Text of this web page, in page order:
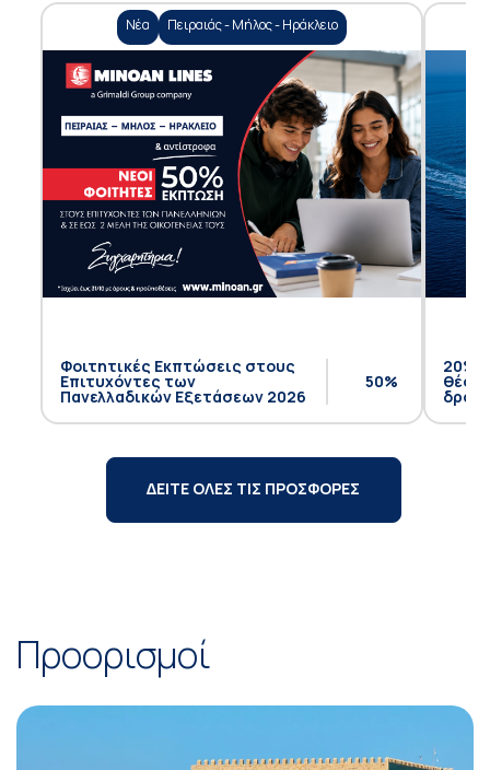
Νέα Πειραιάς - Μήλος - Ηράκλειο
Φοιτητικές Εκπτώσεις στους
Επιτυχόντες των
Πανελλαδικών Εξετάσεων 2026
50%
20%
θέση
ΔΕΙΤΕ ΟΛΕΣ ΤΙΣ ΠΡΟΣΦΟΡΕΣ
Προορισμοί